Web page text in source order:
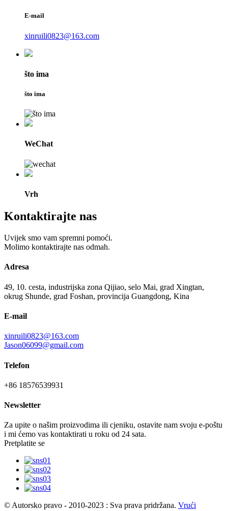
E-mail
xinruili0823@163.com
što ima
što ima
WeChat
Vrh
Kontaktirajte nas
Uvijek smo vam spremni pomoći.
Molimo kontaktirajte nas odmah.
Adresa
49, 10. cesta, industrijska zona Qijiao, selo Mai, grad Xingtan,
okrug Shunde, grad Foshan, provincija Guangdong, Kina
E-mail
xinruili0823@163.com
Jason06099@gmail.com
Telefon
+86 18576539931
Newsletter
Za upite o našim proizvodima ili cjeniku, ostavite nam svoju e-poštu
i mi ćemo vas kontaktirati u roku od 24 sata.
Pretplatite se
© Autorsko pravo - 2010-2023 : Sva prava pridržana. Vrući